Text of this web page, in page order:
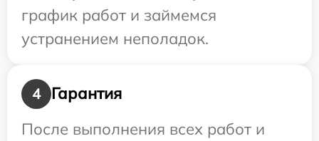
график работ и займемся
устранением неполадок.
4
Гарантия
После выполнения всех работ и